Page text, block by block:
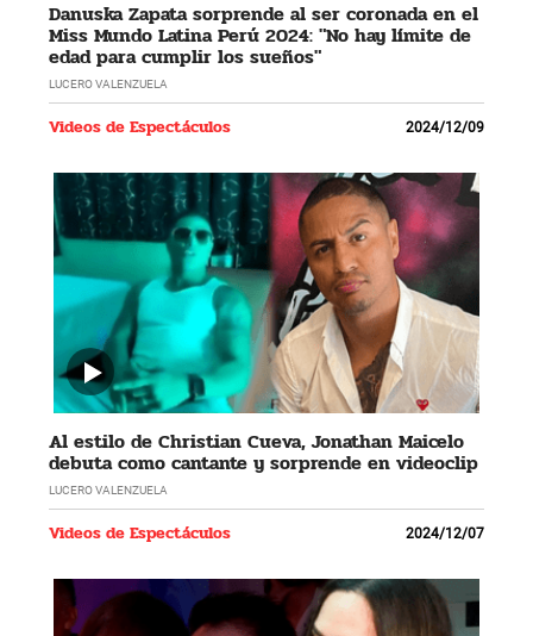
Danuska Zapata sorprende al ser coronada en el
Miss Mundo Latina Perú 2024: "No hay límite de
edad para cumplir los sueños"
LUCERO VALENZUELA
Videos de Espectáculos 2024/12/09
Al estilo de Christian Cueva, Jonathan Maicelo
debuta como cantante y sorprende en videoclip
LUCERO VALENZUELA
Videos de Espectáculos 2024/12/07